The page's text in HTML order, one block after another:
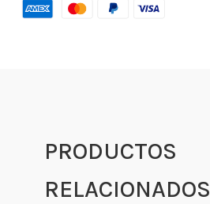
PRODUCTOS
RELACIONADOS